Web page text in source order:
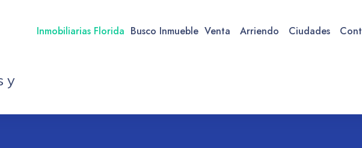
Inmobiliarias Florida Busco Inmueble Venta Arriendo Ciudades